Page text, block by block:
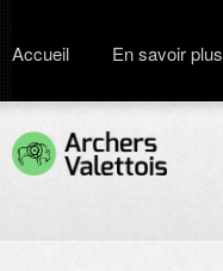
Accueil En savoir plus